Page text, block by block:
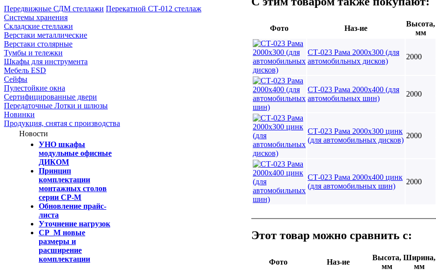
Передвижные СДМ стеллажи Перекатной СТ-012 стеллаж
Системы хранения
Складские стеллажи
Верстаки металлические
Верстаки столярные
Тумбы и тележки
Шкафы для инструмента
Мебель ESD
Сейфы
Пулестойкие окна
Сертифицированные двери
Передаточные Лотки и шлюзы
Новинки
Продукция, снятая с производства
Новости
УНО шкафы
модульные офисные
ДИКОМ
Принцип
комплектации
монтажных столов
серии СР-М
Обновление прайс-
листа
Уточнение нагрузок
СР_М новые
размеры и
расширение
комплектации
Фото Наз-ие
Высота,
мм
СТ-023 Рама 2000х300 (для
автомобильных дисков)
2000
СТ-023 Рама 2000х400 (для
автомобильных шин)
2000
СТ-023 Рама 2000х300 цинк
(для автомобильных дисков)
2000
СТ-023 Рама 2000х400 цинк
(для автомобильных шин)
2000
Этот товар можно сравнить с:
Фото Наз-ие
Высота,
мм
Ширина,
мм